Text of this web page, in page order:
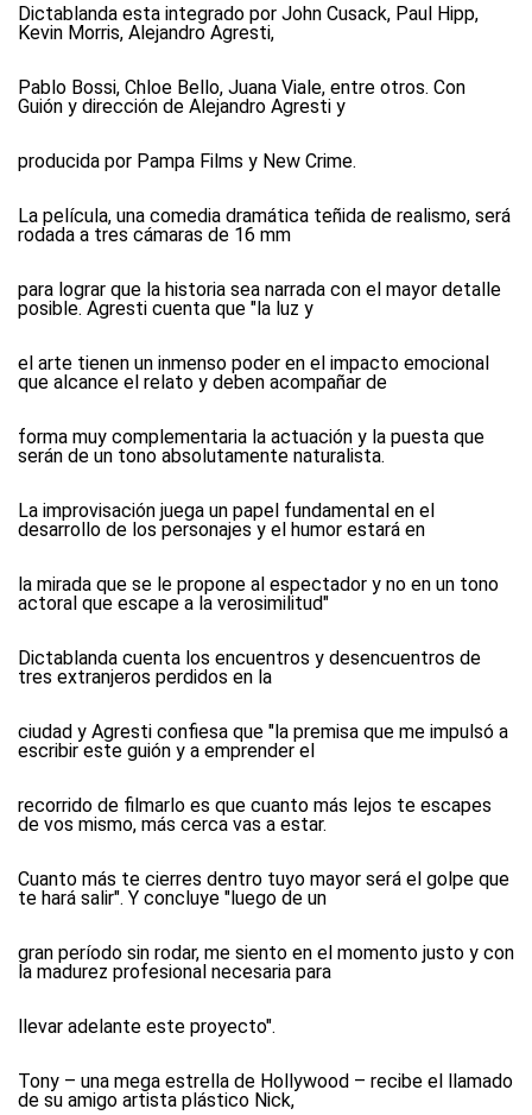
Dictablanda esta integrado por John Cusack, Paul Hipp,
Kevin Morris, Alejandro Agresti,
Pablo Bossi, Chloe Bello, Juana Viale, entre otros. Con
Guión y dirección de Alejandro Agresti y
producida por Pampa Films y New Crime.
La película, una comedia dramática teñida de realismo, será
rodada a tres cámaras de 16 mm
para lograr que la historia sea narrada con el mayor detalle
posible. Agresti cuenta que "la luz y
el arte tienen un inmenso poder en el impacto emocional
que alcance el relato y deben acompañar de
forma muy complementaria la actuación y la puesta que
serán de un tono absolutamente naturalista.
La improvisación juega un papel fundamental en el
desarrollo de los personajes y el humor estará en
la mirada que se le propone al espectador y no en un tono
actoral que escape a la verosimilitud"
Dictablanda cuenta los encuentros y desencuentros de
tres extranjeros perdidos en la
ciudad y Agresti confiesa que "la premisa que me impulsó a
escribir este guión y a emprender el
recorrido de filmarlo es que cuanto más lejos te escapes
de vos mismo, más cerca vas a estar.
Cuanto más te cierres dentro tuyo mayor será el golpe que
te hará salir". Y concluye "luego de un
gran período sin rodar, me siento en el momento justo y con
la madurez profesional necesaria para
llevar adelante este proyecto".
Tony – una mega estrella de Hollywood – recibe el llamado
de su amigo artista plástico Nick,